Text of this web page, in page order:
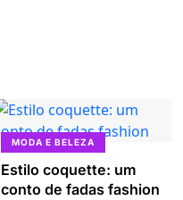
MODA E BELEZA
Estilo coquette: um
conto de fadas fashion